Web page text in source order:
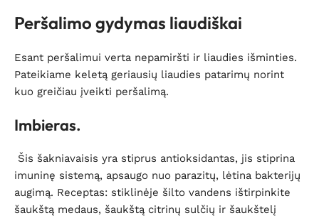
Peršalimo gydymas liaudiškai
Esant peršalimui verta nepamiršti ir liaudies išminties.
Pateikiame keletą geriausių liaudies patarimų norint
kuo greičiau įveikti peršalimą.
Imbieras.
Šis šakniavaisis yra stiprus antioksidantas, jis stiprina
imuninę sistemą, apsaugo nuo parazitų, lėtina bakterijų
augimą. Receptas: stiklinėje šilto vandens ištirpinkite
šaukštą medaus, šaukštą citrinų sulčių ir šaukštelį